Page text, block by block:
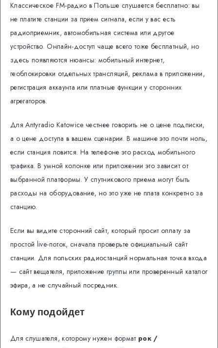
Классическое FM-радио в Польше слушается бесплатно: вы
не платите станции за прием сигнала, если у вас есть
радиоприемник, автомобильная система или другое
устройство. Онлайн-доступ чаще всего тоже бесплатный, но
здесь появляются нюансы: мобильный интернет,
геоблокировки отдельных трансляций, реклама в приложении,
регистрация аккаунта или платные функции у сторонних
агрегаторов.
Для Antyradio Katowice честнее говорить не о цене подписки,
а о цене доступа в вашем сценарии. В машине это почти ноль,
если станция ловится. На телефоне это расход мобильного
трафика. В умной колонке или приложении это зависит от
выбранной платформы. У спутникового приема могут быть
расходы на оборудование, но это уже не плата конкретно за
станцию.
Если вы видите сторонний сайт, который просит оплату за
простой live-поток, сначала проверьте официальный сайт
станции. Для польских радиостанций нормальная точка входа
— сайт вещателя, приложение группы или проверенный каталог
эфира, а не случайный посредник.
Кому подойдет
Для слушателя, которому нужен формат рок /